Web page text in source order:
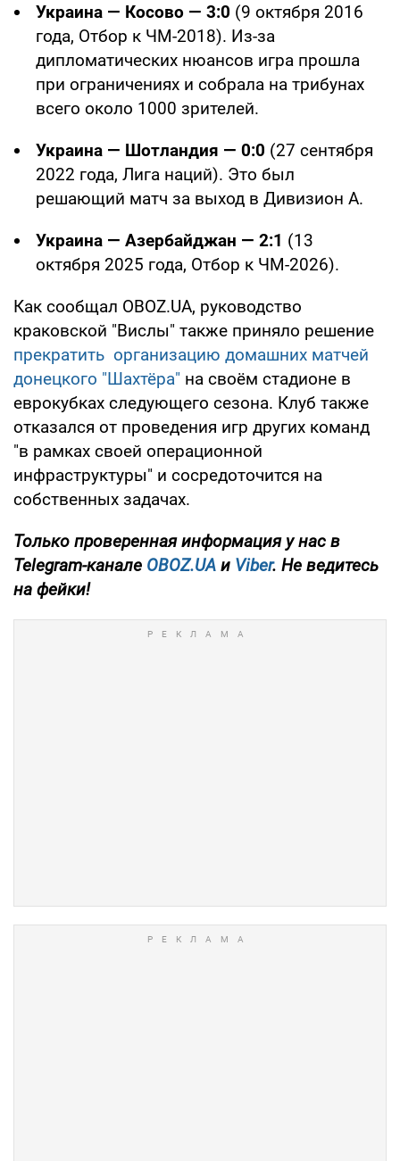
Украина — Косово — 3:0 (9 октября 2016
года, Отбор к ЧМ-2018). Из-за
дипломатических нюансов игра прошла
при ограничениях и собрала на трибунах
всего около 1000 зрителей.
Украина — Шотландия — 0:0 (27 сентября
2022 года, Лига наций). Это был
решающий матч за выход в Дивизион А.
Украина — Азербайджан — 2:1 (13
октября 2025 года, Отбор к ЧМ-2026).
Как сообщал OBOZ.UA, руководство
краковской "Вислы" также приняло решение
прекратить организацию домашних матчей
донецкого "Шахтёра" на своём стадионе в
еврокубках следующего сезона. Клуб также
отказался от проведения игр других команд
"в рамках своей операционной
инфраструктуры" и сосредоточится на
собственных задачах.
Только проверенная информация у нас в
Telegram-канале OBOZ.UA и Viber. Не ведитесь
на фейки!